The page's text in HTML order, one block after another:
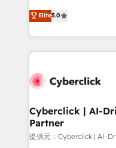
Partner and ISO
we blend strategy,
implementations. With 12+ years of HubSpot
experience, we help
to its fullest
website, or build
Elite5.0
Cyberclick | AI-
Partner
提供元：Cyberclick | AI-